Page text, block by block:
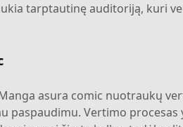
tarptautinę auditoriją, kuri
asura comic nuotraukų
paspaudimu. Vertimo